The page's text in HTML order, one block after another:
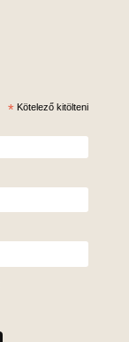
* Kötelező kitölteni